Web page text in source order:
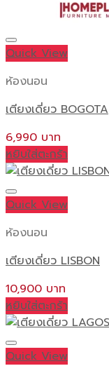
Quick View
ห้องนอน
เตียงเดี่ยว BOGOTA
6,990
หยิบใส่ตะกร้า
Quick View
ห้องนอน
เตียงเดี่ยว LISBON
10,900
หยิบใส่ตะกร้า
Quick View